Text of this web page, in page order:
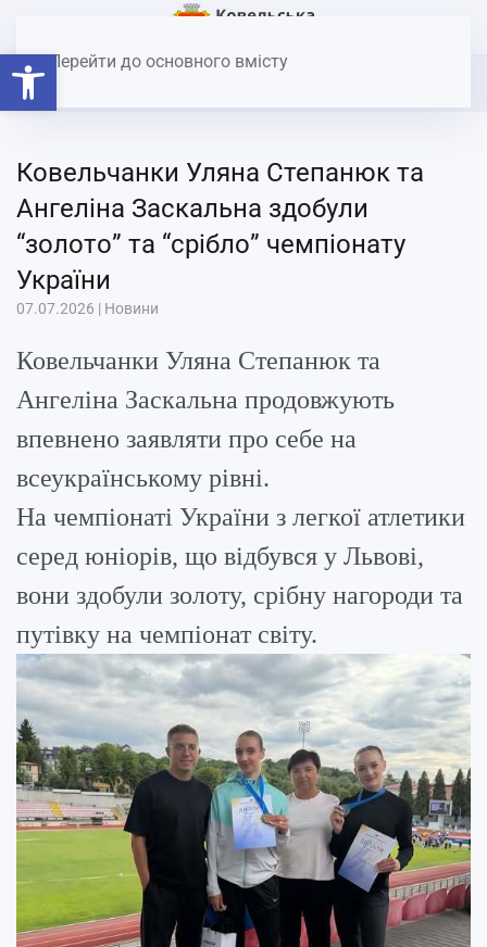
Відкрити Панель інструментів
Перейти до основного вмісту
Ангеліна Заскальна здобули “золото” та “срібло” чемпіонату
України
Ковельчанки Уляна Степанюк та
Ангеліна Заскальна здобули
“золото” та “срібло” чемпіонату
України
07.07.2026 | Новини
Ковельчанки Уляна Степанюк та
Ангеліна Заскальна продовжують
впевнено заявляти про себе на
всеукраїнському рівні.
На чемпіонаті України з легкої атлетики
серед юніорів, що відбувся у Львові,
вони здобули золоту, срібну нагороди та
путівку на чемпіонат світу.